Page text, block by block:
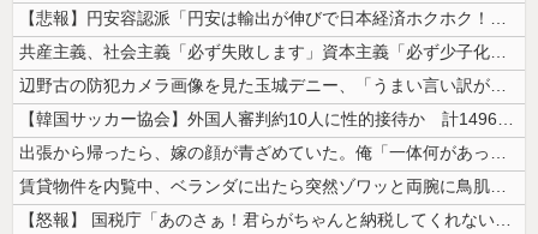
【悲報】円安容認派「円安は輸出が伸びで日本経済ホクホク！」⇒ 世界に売...
共産主義、社会主義「必ず失敗します」資本主義「必ず少子化します」
辺野古の防犯カメラ画像を見た玉城デニー、「うまい言い訳が思いつかなかっ...
【韓国サッカー協会】外国人審判約10人に性的接待か 計1496回、約2...
出張から帰ったら、嫁の顔が青ざめていた。俺「一体何があったんだ？」嫁「...
賃貸物件を内覧中、ベランダに出たら突然ゾワッと両腕に鳥肌が出た。「やっ...
【怒報】 国税庁「あのさぁ！君らがちゃんと納税してくれないとこうなっち...